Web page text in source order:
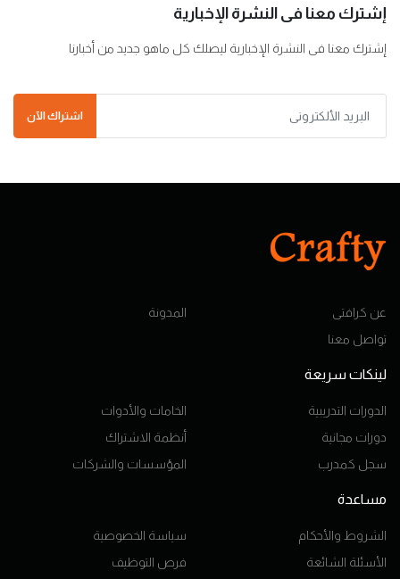
إشترك معنا فى النشرة الإخبارية
إشترك معنا فى النشرة الإخبارية ليصلك كل ماهو جديد من أخبارنا
اشتراك الآن
عن كرافتى
المدونة
تواصل معنا
لينكات سريعة
الدورات التدريبية
الخامات والأدوات
دورات مجانية
أنظمة الاشتراك
سجل كمدرب
المؤسسات والشركات
مساعدة
الشروط والأحكام
سياسة الخصوصية
الأسئلة الشائعة
فرص التوظيف